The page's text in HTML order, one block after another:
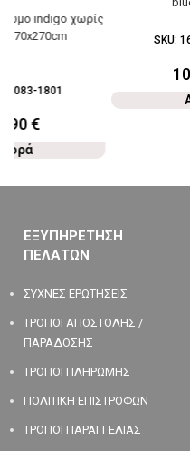
indigo χωρίς
170x270cm
083-1801
€
SKU:
ΕΞΥΠΗΡΕΤΗΣΗ
ΠΕΛΑΤΩΝ
ΣΥΧΝΕΣ ΕΡΩΤΗΣΕΙΣ
ΤΡΟΠΟΙ ΑΠΟΣΤΟΛΗΣ /
ΠΑΡΑΔΟΣΗΣ
ΤΡΟΠΟΙ ΠΛΗΡΩΜΗΣ
ΠΟΛΙΤΙΚΗ ΕΠΙΣΤΡΟΦΩΝ
ΤΡΟΠΟΙ ΠΑΡΑΓΓΕΛΙΑΣ